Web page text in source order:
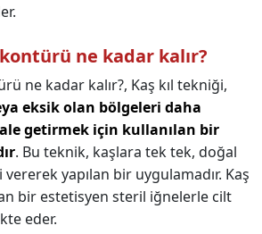
ne kadar kalır?
ne kadar kalır?, Kaş kıl tekniği,
eksik olan bölgeleri daha
getirmek için kullanılan bir
. Bu teknik, kaşlara tek tek, doğal
yapılan bir uygulamadır. Kaş
bir estetisyen steril iğnelerle cilt
eder.